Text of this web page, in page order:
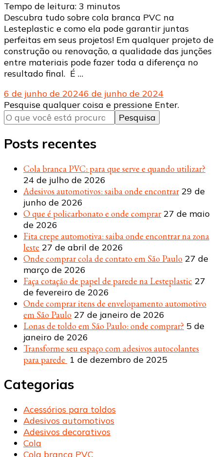
Tempo de leitura: 3 minutos
Descubra tudo sobre cola branca PVC na
Lesteplastic e como ela pode garantir juntas
perfeitas em seus projetos! Em qualquer projeto de
construção ou renovação, a qualidade das junções
entre materiais pode fazer toda a diferença no
resultado final. É …
6 de junho de 20246 de junho de 2024
Procurando
algo?
Pesquise qualquer coisa e pressione Enter.
Posts recentes
Cola branca PVC: para que serve e quando utilizar?
24 de julho de 2026
Adesivos automotivos: saiba onde encontrar 29 de
junho de 2026
O que é policarbonato e onde comprar 27 de maio
de 2026
Fita crepe automotiva: saiba onde encontrar na zona
leste 27 de abril de 2026
Onde comprar cola de contato em São Paulo 27 de
março de 2026
Faça cotação de papel de parede na Lesteplastic 27
de fevereiro de 2026
Onde comprar itens de envelopamento automotivo
em São Paulo 27 de janeiro de 2026
Lonas de toldo em São Paulo: onde comprar? 5 de
janeiro de 2026
Transforme seu espaço com adesivos autocolantes
para parede 1 de dezembro de 2025
Categorias
Acessórios para toldos
Adesivos automotivos
Adesivos decorativos
Cola
Cola branca PVC